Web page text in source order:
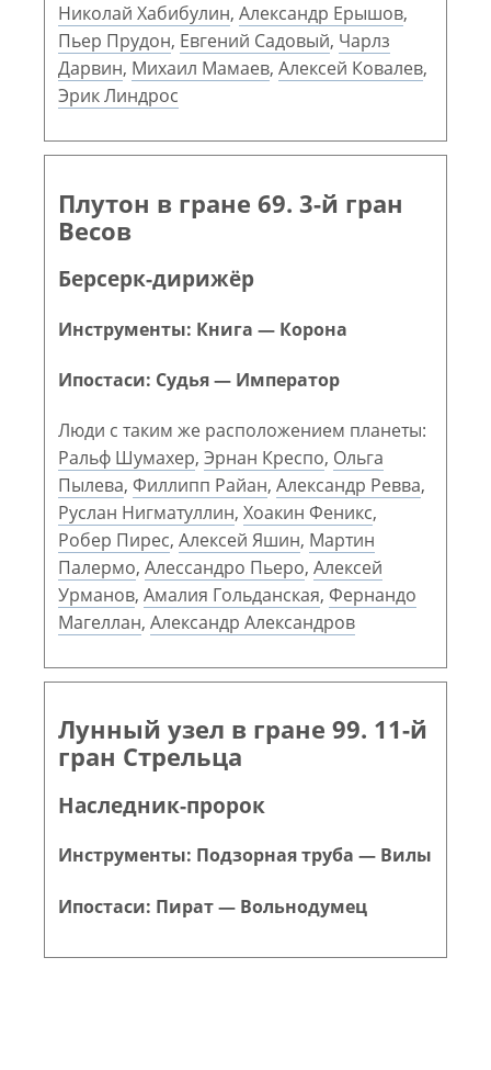
Николай Хабибулин, Александр Ерышов,
Пьер Прудон, Евгений Садовый, Чарлз
Дарвин, Михаил Мамаев, Алексей Ковалев,
Эрик Линдрос
Плутон в гране 69. 3-й гран
Весов
Берсерк-дирижёр
Инструменты: Книга — Корона
Ипостаси: Судья — Император
Люди с таким же расположением планеты:
Ральф Шумахер, Эрнан Креспо, Ольга
Пылева, Филлипп Райан, Александр Ревва,
Руслан Нигматуллин, Хоакин Феникс,
Робер Пирес, Алексей Яшин, Мартин
Палермо, Алессандро Пьеро, Алексей
Урманов, Амалия Гольданская, Фернандо
Магеллан, Александр Александров
Лунный узел в гране 99. 11-й
гран Стрельца
Наследник-пророк
Инструменты: Подзорная труба — Вилы
Ипостаси: Пират — Вольнодумец